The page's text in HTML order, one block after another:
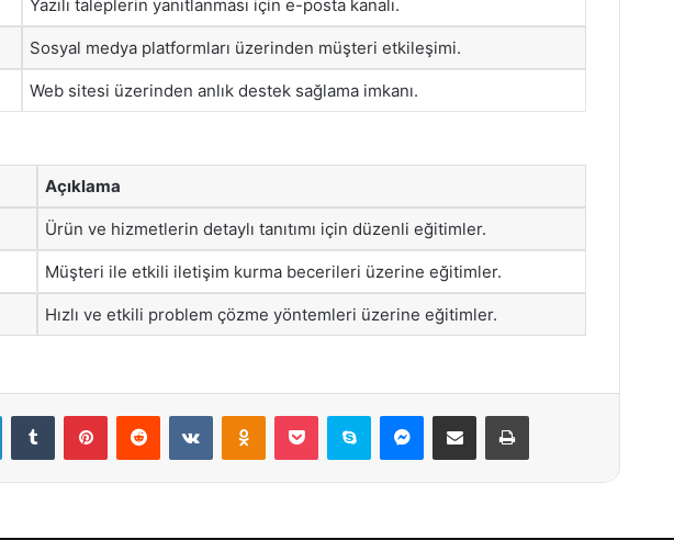
Yazılı taleplerin yanıtlanması için e-posta kanalı.
Sosyal medya platformları üzerinden müşteri etkileşimi.
Web sitesi üzerinden anlık destek sağlama imkanı.
Açıklama
Ürün ve hizmetlerin detaylı tanıtımı için düzenli eğitimler.
Müşteri ile etkili iletişim kurma becerileri üzerine eğitimler.
Hızlı ve etkili problem çözme yöntemleri üzerine eğitimler.
LinkedInTumblr PinterestReddit VKontakteOdnoklassniki
Pocket Skype Messenger
E-Posta ile paylaş Yazdır